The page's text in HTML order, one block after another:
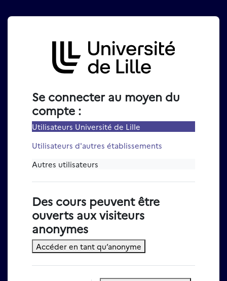
Connexion à Moodle
Se connecter au moyen du
compte :
Utilisateurs Université de Lille
Utilisateurs d'autres établissements
Autres utilisateurs
Des cours peuvent être
ouverts aux visiteurs
anonymes
Accéder en tant qu’anonyme